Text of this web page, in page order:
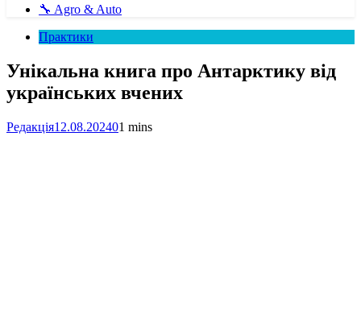
🔧 Agro & Auto
Практики
Унікальна книга про Антарктику від
українських вчених
Редакція12.08.202401 mins